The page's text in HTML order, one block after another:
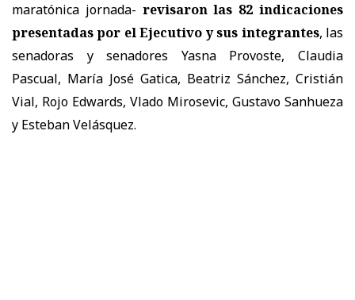
maratónica jornada- revisaron las 82 indicaciones
presentadas por el Ejecutivo y sus integrantes, las
senadoras y senadores Yasna Provoste, Claudia
Pascual, María José Gatica, Beatriz Sánchez, Cristián
Vial, Rojo Edwards, Vlado Mirosevic, Gustavo Sanhueza
y Esteban Velásquez.